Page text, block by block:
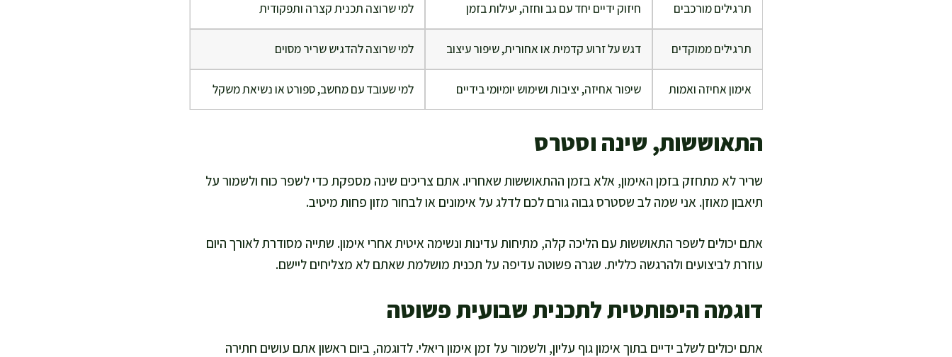
תרגילים מורכבים חיזוק ידיים יחד עם גב וחזה, יעילות בזמן למי שרוצה תכנית קצרה ותפקודית
תרגילים ממוקדים דגש על זרוע קדמית או אחורית, שיפור עיצוב למי שרוצה להדגיש שריר מסוים
אימון אחיזה ואמות שיפור אחיזה, יציבות ושימוש יומיומי בידיים למי שעובד עם מחשב, ספורט או נשיאת משקל
התאוששות, שינה וסטרס
שריר לא מתחזק בזמן האימון, אלא בזמן ההתאוששות שאחריו. אתם צריכים שינה מספקת כדי לשפר כוח ולשמור על
תיאבון מאוזן. אני שמה לב שסטרס גבוה גורם לכם לדלג על אימונים או לבחור מזון פחות מיטיב.
אתם יכולים לשפר התאוששות עם הליכה קלה, מתיחות עדינות ונשימה איטית אחרי אימון. שתייה מסודרת לאורך היום
עוזרת לביצועים ולהרגשה כללית. שגרה פשוטה עדיפה על תכנית מושלמת שאתם לא מצליחים ליישם.
דוגמה היפותטית לתכנית שבועית פשוטה
אתם יכולים לשלב ידיים בתוך אימון גוף עליון, ולשמור על זמן אימון ריאלי. לדוגמה, ביום ראשון אתם עושים חתירה